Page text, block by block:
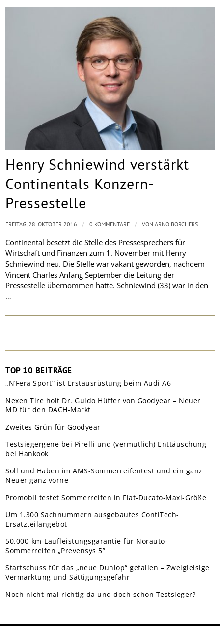
Henry Schniewind verstärkt
Continentals Konzern-
Pressestelle
Continental besetzt die Stelle des Pressesprechers für
Wirtschaft und Finanzen zum 1. November mit Henry
Schniewind neu. Die Stelle war vakant geworden, nachdem
Vincent Charles Anfang September die Leitung der
Pressestelle übernommen hatte. Schniewind (33) war in den
…
FREITAG, 28. OKTOBER 2016 / 0 KOMMENTARE / VONARNO BORCHERS
TOP 10 BEITRÄGE
„N’Fera Sport“ ist Erstausrüstung beim Audi A6
Nexen Tire holt Dr. Guido Hüffer von Goodyear – Neuer
MD für den DACH-Markt
Zweites Grün für Goodyear
Testsiegergene bei Pirelli und (vermutlich) Enttäuschung
bei Hankook
Soll und Haben im AMS-Sommerreifentest und ein ganz
Neuer ganz vorne
Promobil testet Sommerreifen in Fiat-Ducato-Maxi-Größe
Um 1.300 Sachnummern ausgebautes ContiTech-
Ersatzteilangebot
50.000-km-Laufleistungsgarantie für Norauto-
Sommerreifen „Prevensys 5”
Startschuss für das „neue Dunlop“ gefallen – Zweigleisige
Vermarktung und Sättigungsgefahr
Noch nicht mal richtig da und doch schon Testsieger?